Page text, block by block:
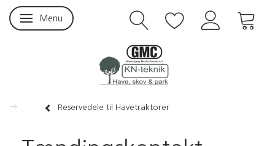
Skifte navigation
Menu
Reservedele til Havetraktorer